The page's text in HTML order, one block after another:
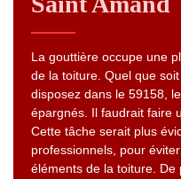
La gouttière occupe une
de la toiture. Quel que
disposez dans le 59158,
épargnés. Il faudrait faire
Cette tâche serait plus
professionnels, pour
éléments de la toiture.